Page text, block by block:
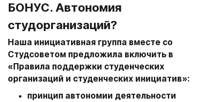
БОНУС. Автономия
студорганизаций?
Наша инициативная группа вместе со
Студсоветом предложила включить в
«Правила поддержки студенческих
организаций и студенческих инициатив»:
принцип автономии деятельности